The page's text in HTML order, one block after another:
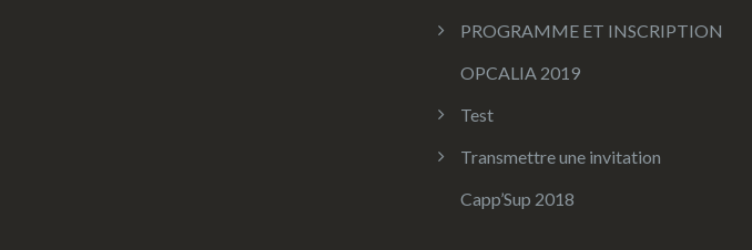
PROGRAMME ET INSCRIPTION
OPCALIA 2019
Test
Transmettre une invitation
Capp’Sup 2018